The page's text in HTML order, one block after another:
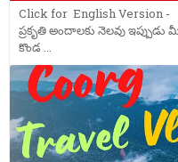
Click for English Version
ప్రకృతి అందాలకు నెలవు
కొండ ...